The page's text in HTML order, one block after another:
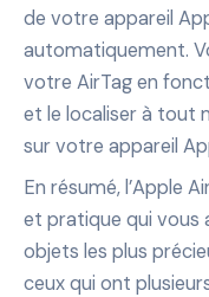
de votre appareil
automatiquement.
votre AirTag en
et le localiser à tout
sur votre appareil
En résumé, l’Apple
et pratique qui vous
objets les plus
ceux qui ont